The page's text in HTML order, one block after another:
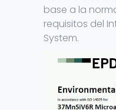
base a la
requisitos del
System.